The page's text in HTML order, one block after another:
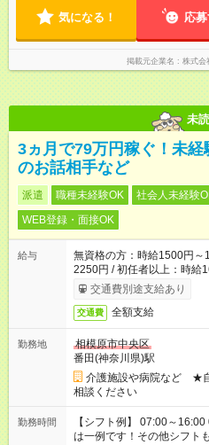
気になる！ 応
掲載元企業名 株式会
未読
3ヵ月で79万円稼ぐ！未
のお話相手など
派遣 職種未経験OK 社会人未経験
WEB登録・面接OK
給与
無資格の方：時給1500円～
2250円 / 初任者以上：時給
交通費別途支給あり
交通費 全額支給
勤務地
相模原市中央区
番田(神奈川県)駅
介護施設や病院など ★
相談ください
勤務時間
【シフト例】 07:00～16:00
は一例です！その他シフト